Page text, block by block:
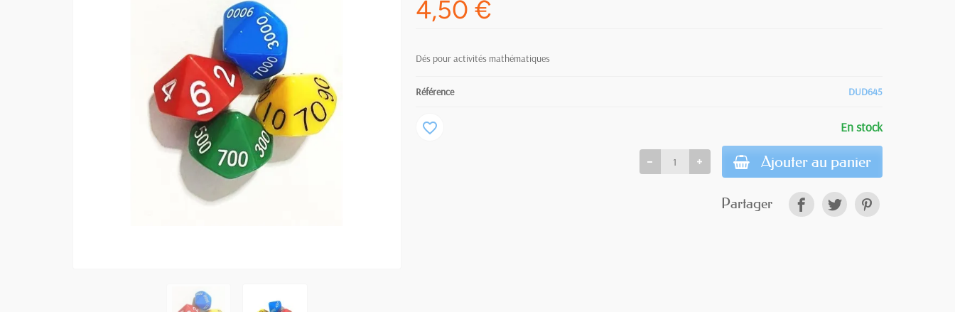
4,50 €
Dés pour activités mathématiques
Référence DUD645
En stock
Ajouter au panier
favorite_border
Partager